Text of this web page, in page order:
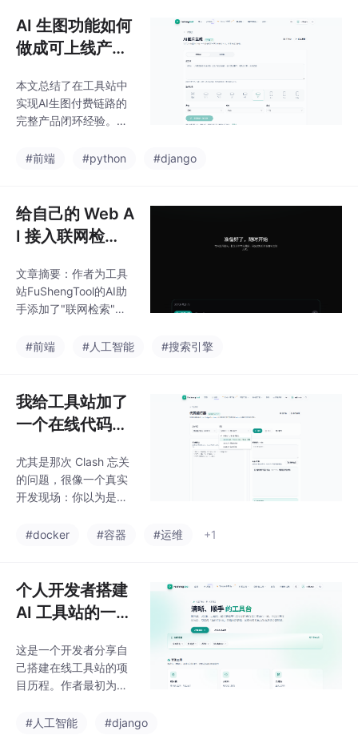
AI 生图功能如何
做成可上线产
任务、历史记录
和退款后台全流
本文总结了在工具站中
实现AI生图付费链路的
完整产品闭环经验。作
求出发，逐步构建了包
成、历史记录和自动退
款等功能的全流程解决
方案。重点解决了支付
状态管理、异常情况自
动退款等核心问题，并
分享了订单字段设计和
文章强调AI功能产品化
和用户体验优化。最终
实现的生图功能支持
#前端 #python #django
给自己的 Web A
I 接入联网检
端上下文注入 +
前端来源展示
文章摘要：作者为工具
站FuShengTool的AI助
手添加了"联网检索"功
信息不敏感的问题。设
制，后端负责安全调用
搜索API（推荐Tavil
y），并将结构化搜索结
型。关键设计包括：API
密钥仅存后端、SSRF防
护、结果限流缓存、来
本聚焦核心流程（搜索-
方案平衡
#前端 #人工智能 #搜索引擎
我给工具站加了
一个在线代码运
Docker 沙盒教
育了一遍
尤其是那次 Clash 忘关
的问题，很像一个真实
开发现场：你以为是昨
Docker、compose、
代理进程还在影响网
络。这就很容易让人怀
疑 Docker 网络、comp
es，甚至怀疑是不是昨
天加的沙盒逻辑把整个
容器网络搞坏了。业务
务容器、临时代码执行
#docker #容器 #运维 +1
个人开发者搭建
AI 工具站的一次
Django、积分系
统和部署
这是一个开发者分享自
己搭建在线工具站的项
目历程。作者最初为解
分散的问题，创建了包
#人工智能 #django